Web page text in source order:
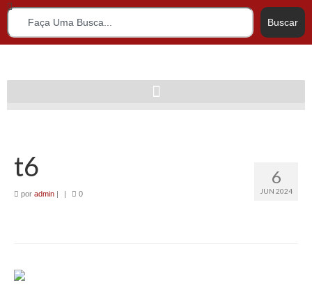
Buscar
6
JUN 2024
t6
por admin 0